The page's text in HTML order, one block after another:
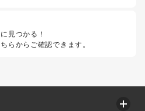
見つかる！
らからご確認できます。